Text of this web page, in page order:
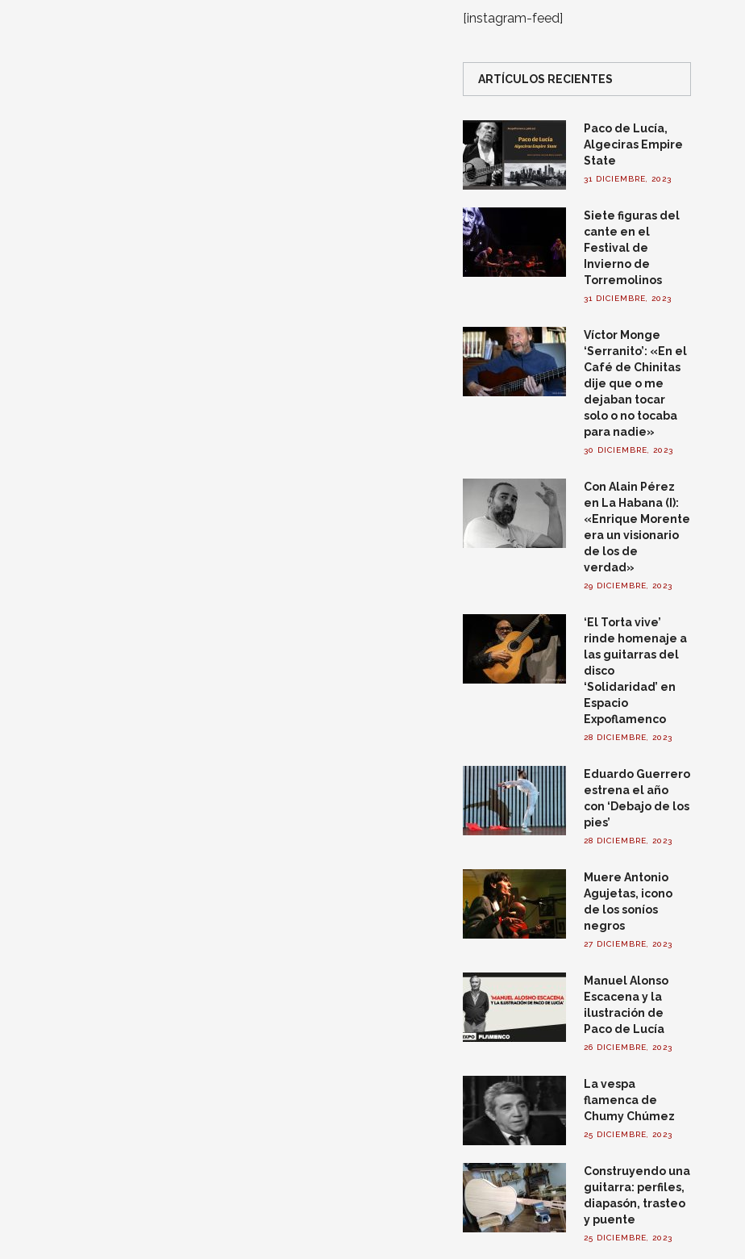
[instagram-feed]
ARTÍCULOS RECIENTES
Paco de Lucía,
Algeciras Empire
State
31 DICIEMBRE, 2023
Siete figuras del
cante en el
Festival de
Invierno de
Torremolinos
31 DICIEMBRE, 2023
Víctor Monge
‘Serranito’: «En el
Café de Chinitas
dije que o me
dejaban tocar
solo o no tocaba
para nadie»
30 DICIEMBRE, 2023
Con Alain Pérez
en La Habana (I):
«Enrique Morente
era un visionario
de los de
verdad»
29 DICIEMBRE, 2023
‘El Torta vive’
rinde homenaje a
las guitarras del
disco
‘Solidaridad’ en
Espacio
Expoflamenco
28 DICIEMBRE, 2023
Eduardo Guerrero
estrena el año
con ‘Debajo de los
pies’
28 DICIEMBRE, 2023
Muere Antonio
Agujetas, icono
de los soníos
negros
27 DICIEMBRE, 2023
Manuel Alonso
Escacena y la
ilustración de
Paco de Lucía
26 DICIEMBRE, 2023
La vespa
flamenca de
Chumy Chúmez
25 DICIEMBRE, 2023
Construyendo una
guitarra: perfiles,
diapasón, trasteo
y puente
25 DICIEMBRE, 2023